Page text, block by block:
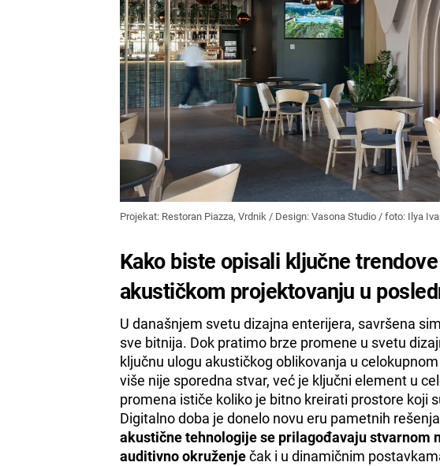
Projekat: Restoran Piazza, Vrdnik / Design: Vasona Studio / foto: Ilya
Kako biste opisali ključne
akustičkom projektovanju u
U današnjem svetu dizajna enterijera, savršena
sve bitnija. Dok pratimo brze promene u svetu
ključnu ulogu akustičkog oblikovanja u
više nije sporedna stvar, već je ključni element u
promena ističe koliko je bitno kreirati prostore koji
Digitalno doba je donelo novu eru pametnih
akustične tehnologije se prilagođavaju stvarnom
auditivno okruženje čak i u dinamičnim